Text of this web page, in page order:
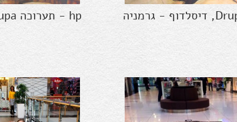
hp - תערוכה Drupa, דיסלדוף - גרמניה